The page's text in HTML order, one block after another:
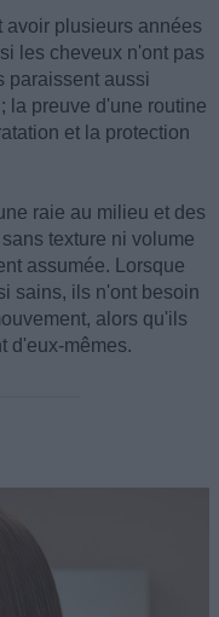
avoir plusieurs années
les cheveux n'ont pas
paraissent aussi
la preuve d'une routine
et la protection
raie au milieu et des
texture ni volume
assumée. Lorsque
sains, ils n'ont besoin
alors qu'ils
d'eux-mêmes.